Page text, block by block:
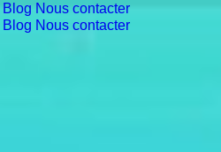
Blog Nous contacter
Blog Nous contacter